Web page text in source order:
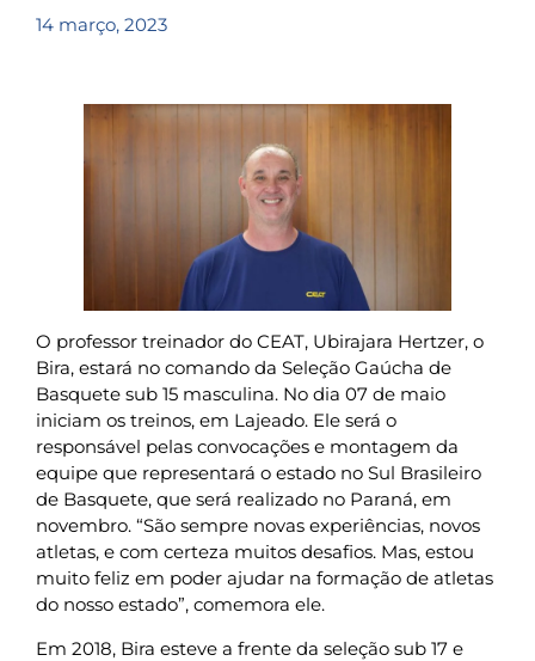
14 março, 2023
O professor treinador do CEAT, Ubirajara Hertzer, o
Bira, estará no comando da Seleção Gaúcha de
Basquete sub 15 masculina. No dia 07 de maio
iniciam os treinos, em Lajeado. Ele será o
responsável pelas convocações e montagem da
equipe que representará o estado no Sul Brasileiro
de Basquete, que será realizado no Paraná, em
novembro. “São sempre novas experiências, novos
atletas, e com certeza muitos desafios. Mas, estou
muito feliz em poder ajudar na formação de atletas
do nosso estado”, comemora ele.
Em 2018, Bira esteve a frente da seleção sub 17 e